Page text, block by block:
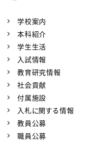
学校案内
本科紹介
学生生活
入試情報
教育研究情報
社会貢献
付属施設
入札に関する情報
教員公募
職員公募